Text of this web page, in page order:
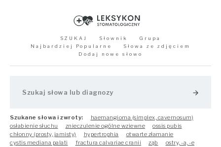
SZUKAJ Słownik
Grupa
Najbardziej Popularne
Słowa ze zdjęciem
Dodaj nowe słowo
arrow_forward
Szukane słowa i zwroty:
haemangioma (simplex, cavernosum)
osłabienie słuchu
znieczulenie ogólne wziewne
ossis pubis
chłonny (prosty, jamisty)
hypertrophia
otwarte złamanie
cystis mediana palati
fractura calvariae cranii ząb
ostry, -a, -e